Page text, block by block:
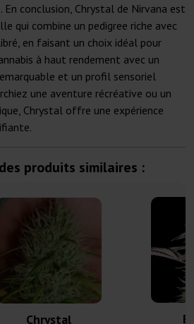
En conclusion, Chrystal de Nirvana est
qui combine un pedigree riche avec
en faisant un choix idéal pour
à haut rendement avec un
et un profil sensoriel
une aventure récréative ou un
Chrystal offre une expérience
produits similaires :
Chrystal